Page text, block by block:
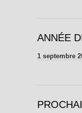
ANNÉE
1 septembre